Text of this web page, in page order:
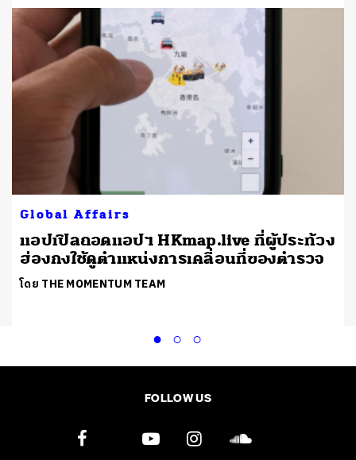
Global Affairs
แอปเปิลถอดแอปฯ HKmap.live ที่ผู้ประท้วง
ฮ่องกงใช้ดูตำแหน่งการเคลื่อนที่ของตำรวจ
โดย THE MOMENTUM TEAM
FOLLOW US